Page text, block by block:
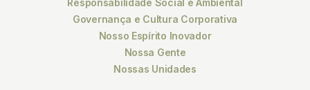
Responsabilidade Social e Ambiental
Governança e Cultura Corporativa
Nosso Espírito Inovador
Nossa Gente
Nossas Unidades